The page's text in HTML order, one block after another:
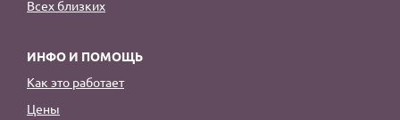
Всех близких
ИНФО И ПОМОЩЬ
Как это работает
Цены